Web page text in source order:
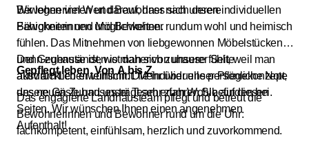
Bewohnerinnen und Bewohner nach deren individuellen
Fähigkeiten und Möglichkeiten.
Denn zuhause ist, wo man sich zuhause fühlt, weil man
aktiv am Leben teilnimmt. Mehr über unser Pflegekonzept,
unsere Gäste und unser Team erfahren Sie auf diesen
Seiten. Wir wünschen Ihnen einen angenehmen
Aufenthalt!
Wir legen viel Wert darauf, dass sich unsere
Bewohnerinnen und Bewohner rundum wohl und heimisch
fühlen. Das Mitnehmen von liebgewonnen Möbelstücken
und Gegenständen ist daher von unserer Seite
ausdrücklich erwünscht. Die individuelle persönliche Note
des neuen Zuhauses trägt sehr zum Wohlbefinden bei.
Gepflegt leben. Von A bis Z
Das engagierte Landhausteam pflegt und betreut die
Bewohnerinnen und Bewohner rund um die Uhr:
fachkompetent, einfühlsam, herzlich und zuvorkommend.